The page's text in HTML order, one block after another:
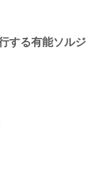
する有能ソルジ